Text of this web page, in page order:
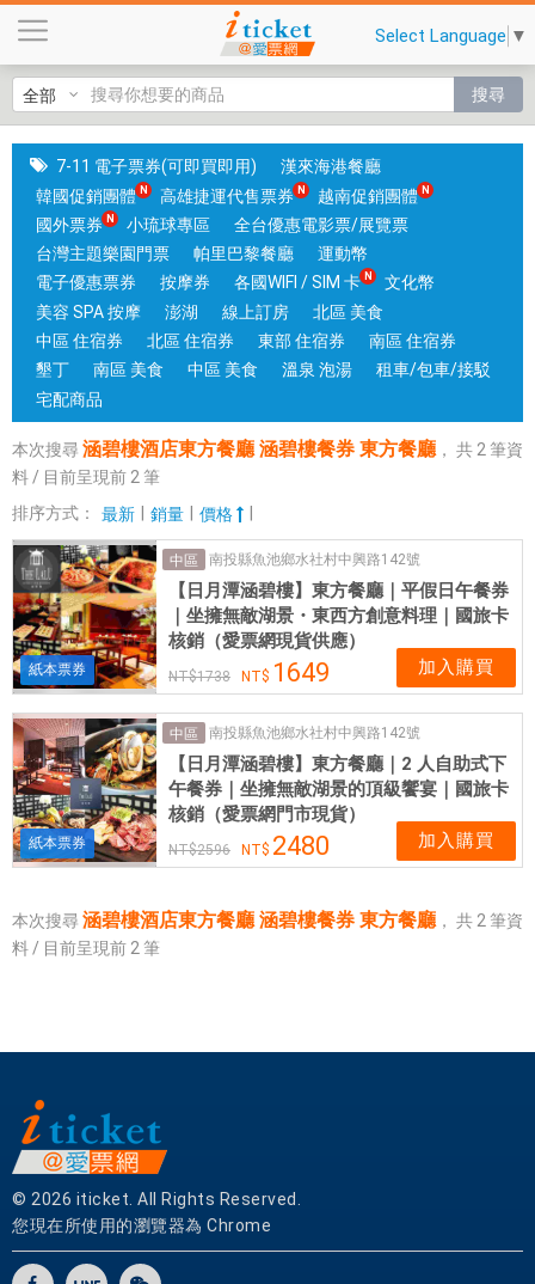
樓
酒
店
東
方
餐
廳
涵
碧
樓
餐
東
方
|
銷
售
各
式
餐
券
應
有
盡
有
Select Language ▼
搜尋
7-11 電子票券(可即買即用)
漢來海港餐廳
韓國促銷團體
高雄捷運代售票券
越南促銷團體
國外票券
小琉球專區
全台優惠電影票/展覽票
台灣主題樂園門票
帕里巴黎餐廳
運動幣
電子優惠票券
按摩券 各國WIFI / SIM 卡
文化幣
美容 SPA 按摩
澎湖 線上訂房
北區 美食
中區 住宿券
北區 住宿券 東部 住宿券
南區 住宿券
墾丁
南區 美食 中區 美食 溫泉 泡湯
租車/包車/接駁
宅配商品
本次搜尋 涵碧樓酒店東方餐廳 涵碧樓餐券 東方餐廳 ， 共 2 筆資
料 / 目前呈現前 2 筆
排序方式：
最新 銷量 價格
紙本票券
中區 南投縣魚池鄉水社村中興路142號
【日月潭涵碧樓】東方餐廳｜平假日午餐券
｜坐擁無敵湖景・東西方創意料理｜國旅卡
核銷（愛票網現貨供應）
1738 1649 加入購買
紙本票券
中區 南投縣魚池鄉水社村中興路142號
【日月潭涵碧樓】東方餐廳｜2 人自助式下
午餐券｜坐擁無敵湖景的頂級饗宴｜國旅卡
核銷（愛票網門市現貨）
2596 2480 加入購買
本次搜尋 涵碧樓酒店東方餐廳 涵碧樓餐券 東方餐廳 ， 共 2 筆資
料 / 目前呈現前 2 筆
© 2026 iticket. All Rights Reserved.
您現在所使用的瀏覽器為 Chrome